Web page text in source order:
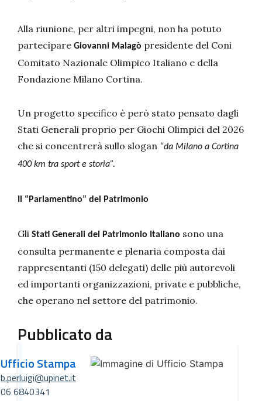
Alla riunione, per altri impegni, non ha potuto
partecipare Giovanni Malagò presidente del Coni
Comitato Nazionale Olimpico Italiano e della
Fondazione Milano Cortina.
Un progetto specifico è però stato pensato dagli
Stati Generali proprio per Giochi Olimpici del 2026
che si concentrerà sullo slogan “da Milano a Cortina
400 km tra sport e storia”.
Il “Parlamentino” del Patrimonio
Gli Stati Generali del Patrimonio Italiano sono una
consulta permanente e plenaria composta dai
rappresentanti (150 delegati) delle più autorevoli
ed importanti organizzazioni, private e pubbliche,
che operano nel settore del patrimonio.
Pubblicato da
Ufficio Stampa
b.perluigi@upinet.it
06 6840341